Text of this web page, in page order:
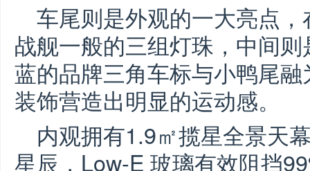
车尾则是外观的一大亮点
战舰一般的三组灯珠，中间
蓝的品牌三角车标与小鸭尾
装饰营造出明显的运动感。
内观拥有1.9㎡揽星全景天
星辰，Low-E 玻璃有效阻挡